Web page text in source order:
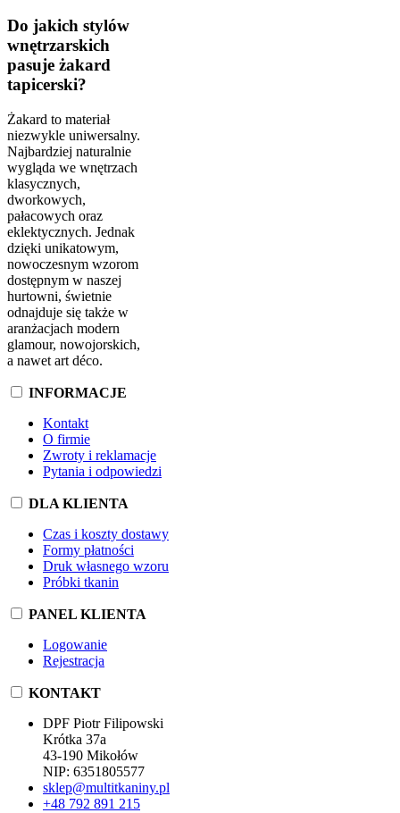
Do jakich stylów
wnętrzarskich
pasuje żakard
tapicerski?
Żakard to materiał
niezwykle uniwersalny.
Najbardziej naturalnie
wygląda we wnętrzach
klasycznych,
dworkowych,
pałacowych oraz
eklektycznych. Jednak
dzięki unikatowym,
nowoczesnym wzorom
dostępnym w naszej
hurtowni, świetnie
odnajduje się także w
aranżacjach modern
glamour, nowojorskich,
a nawet art déco.
INFORMACJE
Kontakt
O firmie
Zwroty i reklamacje
Pytania i odpowiedzi
DLA KLIENTA
Czas i koszty dostawy
Formy płatności
Druk własnego wzoru
Próbki tkanin
PANEL KLIENTA
Logowanie
Rejestracja
KONTAKT
DPF Piotr Filipowski
Krótka 37a
43-190 Mikołów
NIP: 6351805577
sklep@multitkaniny.pl
+48 792 891 215